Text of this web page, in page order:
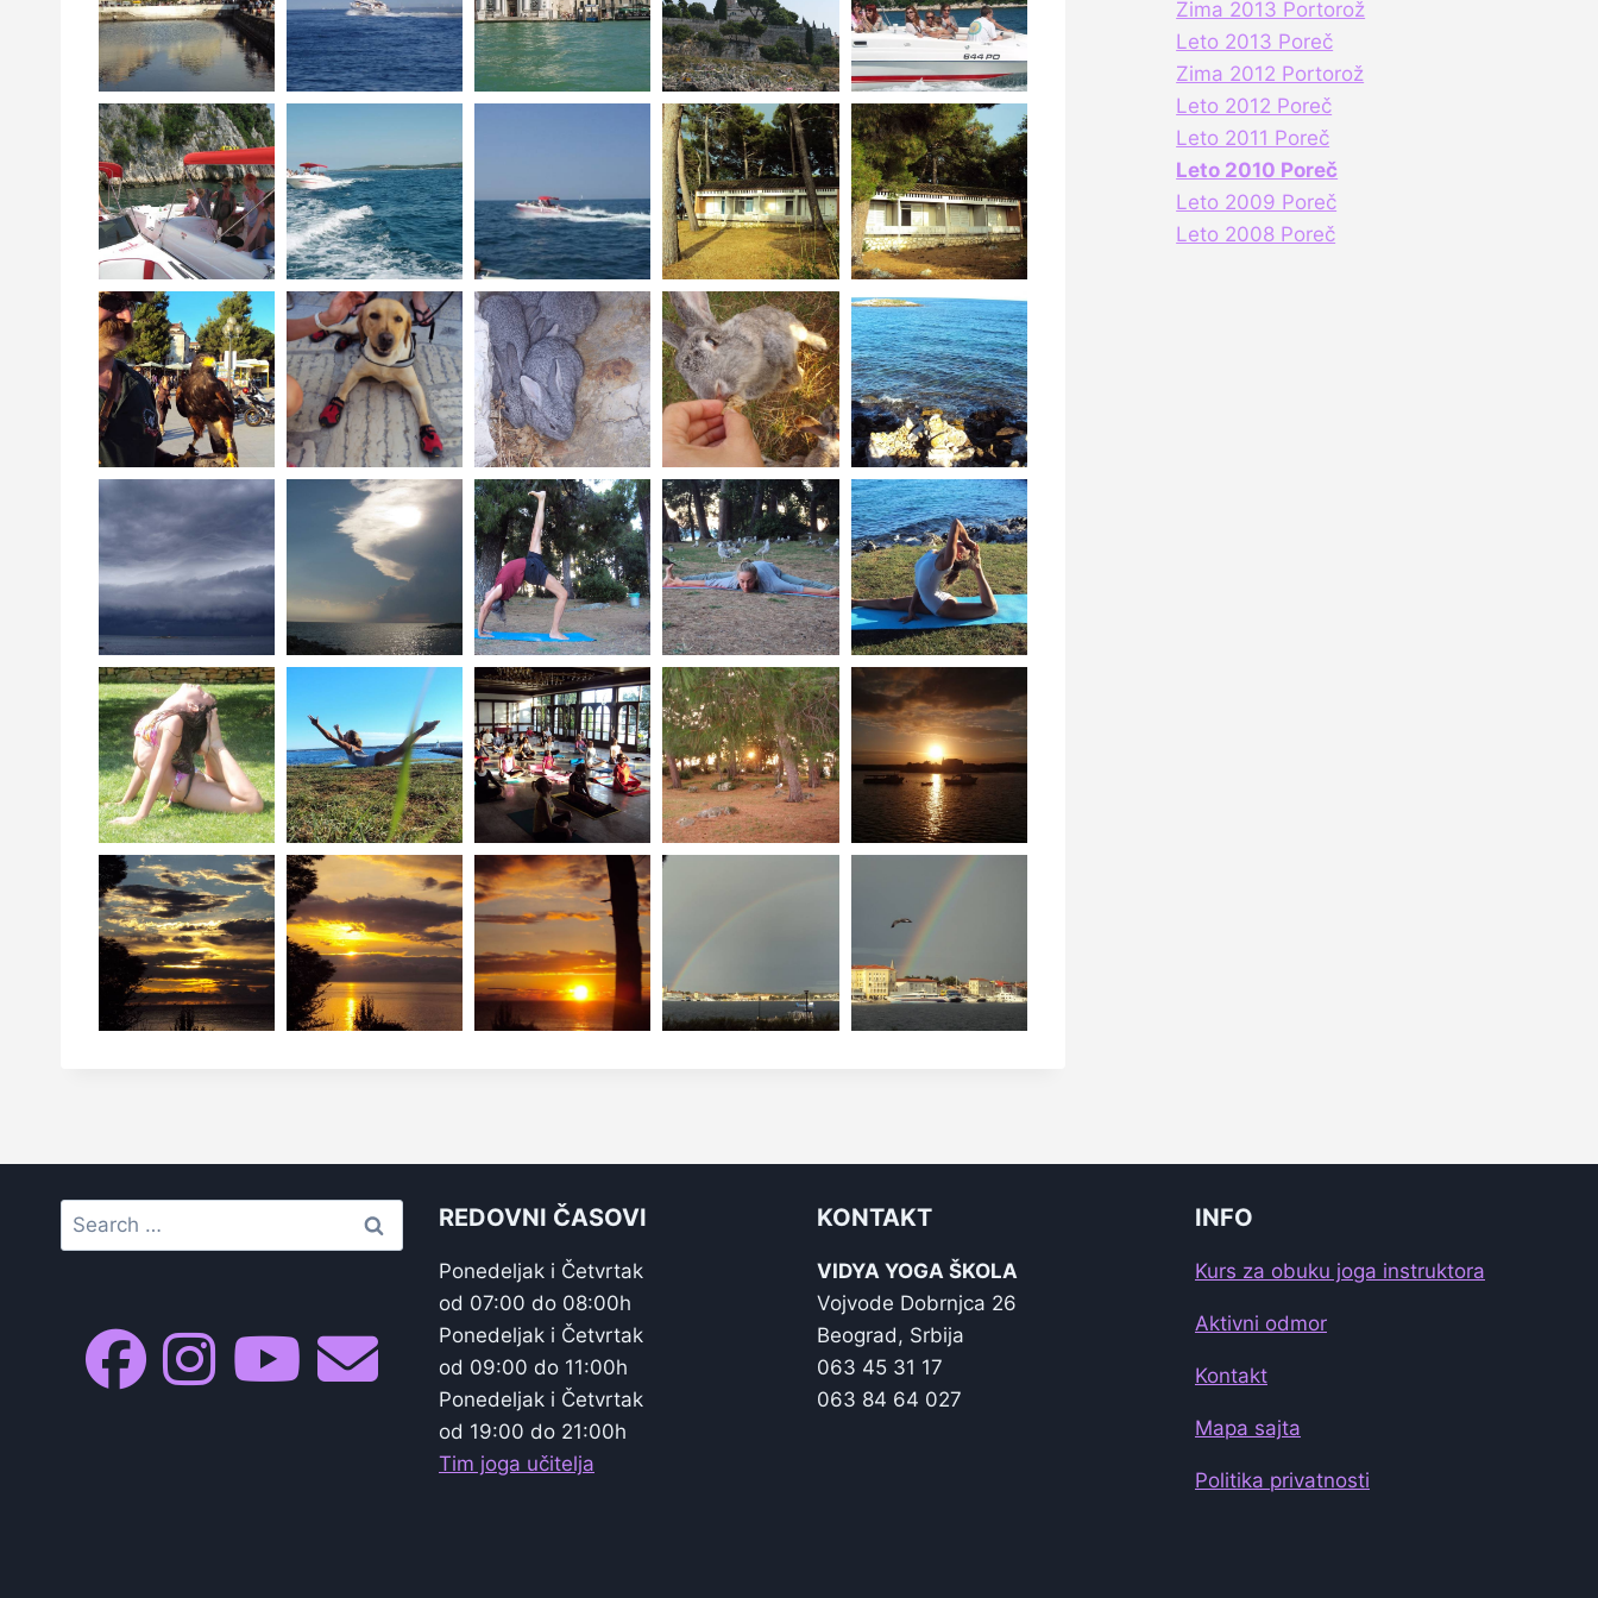
Zima 2013 Portorož
Leto 2013 Poreč
Zima 2012 Portorož
Leto 2012 Poreč
Leto 2011 Poreč
Leto 2010 Poreč
Leto 2009 Poreč
Leto 2008 Poreč
Search
for:
REDOVNI ČASOVI
Ponedeljak i Četvrtak
od 07:00 do 08:00h
Ponedeljak i Četvrtak
od 09:00 do 11:00h
Ponedeljak i Četvrtak
od 19:00 do 21:00h
Tim joga učitelja
KONTAKT
VIDYA YOGA ŠKOLA
Vojvode Dobrnjca 26
Beograd, Srbija
063 45 31 17
063 84 64 027
INFO
Kurs za obuku joga instruktora
Aktivni odmor
Kontakt
Mapa sajta
Politika privatnosti